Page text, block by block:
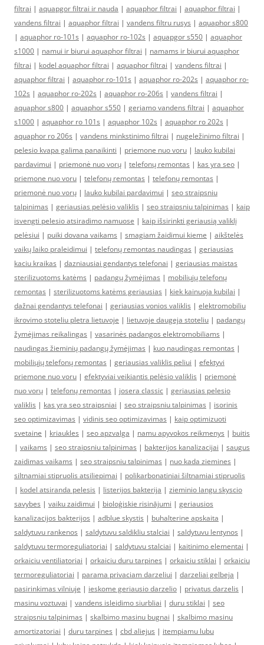
filtrai | aquapgor filtrai ir nauda | aquaphor filtrai | aquaphor filtrai |
vandens filtrai | aquaphor filtrai | vandens filtru rusys | aquaphor s800
| aquaphor ro-101s | aquaphor ro-102s | aquapgor s550 | aquaphor
s1000 | namui ir biurui aquaphor filtrai | namams ir biurui aquaphor
filtrai | kodel aquaphor filtrai | aquaphor filtrai | vandens filtrai |
aquaphor filtrai | aquaphor ro-101s | aquaphor ro-202s | aquaphor ro-
102s | aquaphor ro-202s | aquaphor ro-206s | vandens filtrai |
aquaphor s800 | aquaphor s550 | geriamo vandens filtrai | aquaphor
s1000 | aquaphor ro 101s | aquaphor 102s | aquaphor ro 202s |
aquaphor ro 206s | vandens minkstinimo filtrai | nugeležinimo filtrai |
pelesio kvapa galima panaikinti | priemone nuo voru | lauko kubilai
pardavimui | priemonė nuo vorų | telefonų remontas | kas yra seo |
priemone nuo voru | telefonų remontas | telefonų remontas |
priemonė nuo vorų | lauko kubilai pardavimui | seo straipsniu
talpinimas | geriausias pelėsio valiklis | seo straipsniu talpinimas | kaip
isvengti pelesio atsiradimo namuose | kaip išsirinkti geriausią valiklį
pelėsiui | puiki dovana vaikams | smagiam žaidimui kieme | aikštelės
vaikų laiko praleidimui | telefonų remontas naudingas | geriausias
kaciu kraikas | dazniausiai gendantys telefonai | geriausias maistas
sterilizuotoms katėms | padangų žymėjimas | mobiliųjų telefonų
remontas | sterilizuotoms katėms geriausias | kiek kainuoja kubilai |
dažnai gendantys telefonai | geriausias vonios valiklis | elektromobiliu
ikrovimo stoteliu pletra lietuvoje | lietuvoje daugeja stoteliu | padangų
žymėjimas reikalingas | vasarinės padangos elektromobiliams |
naudingas žieminių padangų žymėjimas | kuo naudingas remontas |
mobiliųjų telefonų remontas | geriausias valiklis peliui | efektyvi
priemone nuo voru | efektyviai veikiantis pelėsio valiklis | priemonė
nuo vorų | telefonų remontas | josera classic | geriausias pelesio
valiklis | kas yra seo straipsniai | seo straipsniu talpinimas | isorinis
seo optimizavimas | vidinis seo optimizavimas | kaip optimizuoti
svetaine | kriaukles | seo apzvalga | namu apyvokos reikmenys | buitis
| vaikams | seo straipsniu talpinimas | bakterijos kanalizacijai | saugus
zaidimas vaikams | seo straipsniu talpinimas | nuo kada ziemines |
siltnamiai stipruolis atsiliepimai | polikarbonatiniai šiltnamiai stipruolis
| kodel atsiranda pelesis | listerijos bakterija | zieminio langu skyscio
savybes | vaiku zaidimui | bioloģiskie risinājumi | geriausios
kanalizacijos bakterijos | adblue skystis | buhalterine apskaita |
saldytuvu rankenos | saldytuvu saldikliu stalciai | saldytuvu lentynos |
saldytuvu termoreguliatoriai | saldytuvu stalciai | kaitinimo elementai |
orkaiciu ventiliatoriai | orkaiciu duru tarpines | orkaiciu stiklai | orkaiciu
termoreguliatoriai | parama privaciam darzeliui | darzeliai gelbeja |
pasirinkimas vilniuje | ieskome geriausio darzelio | privatus darzelis |
masinu voztuvai | vandens isleidimo siurbliai | duru stiklai | seo
straipsniu talpinimas | skalbimo masinu bugnai | skalbimo masinu
amortizatoriai | duru tarpines | cbd aliejus | itempiamu lubu